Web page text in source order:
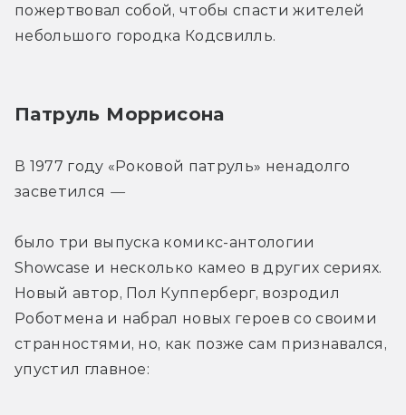
пожертвовал собой, чтобы спасти жителей
небольшого городка Кодсвилль.
Патруль Моррисона
В 1977 году «Роковой патруль» ненадолго
засветился —
было три выпуска комикс-антологии
Showcase и несколько камео в других сериях.
Новый автор, Пол Купперберг, возродил
Роботмена и набрал новых героев со своими
странностями, но, как позже сам признавался,
упустил главное: